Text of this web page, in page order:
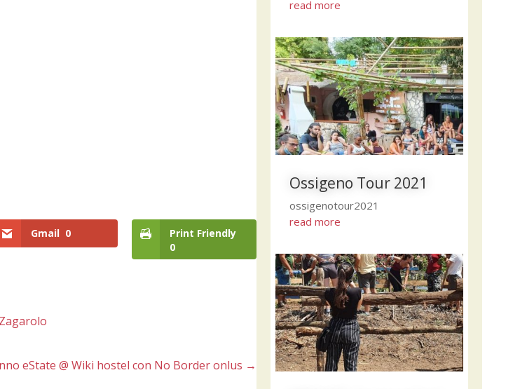
Gmail 0
Print Friendly
0
eState @ Wiki hostel con No Border onlus →
read more
Ossigeno Tour 2021
ossigenotour2021
read more